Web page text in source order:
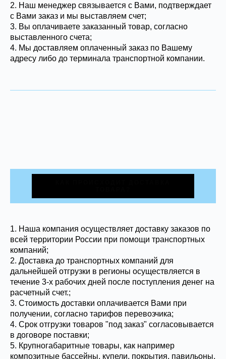
2. Наш менеджер связывается с Вами, подтверждает
с Вами заказ и мы выставляем счет;
3. Вы оплачиваете заказанный товар, согласно
выставленного счета;
4. Мы доставляем оплаченный заказ по Вашему
адресу либо до терминала транспортной компании.
1. Наша компания осуществляет доставку заказов по
всей территории России при помощи транспортных
компаний;
2. Доставка до транспортных компаний для
дальнейшей отгрузки в регионы осуществляется в
течение 3-х рабочих дней после поступления денег на
расчетный счет.;
3. Стоимость доставки оплачивается Вами при
получении, согласно тарифов перевозчика;
4. Срок отгрузки товаров "под заказ" согласовывается
в договоре поставки;
5. Крупногабаритные товары, как например
композитные бассейны, купели, покрытия, павильоны,